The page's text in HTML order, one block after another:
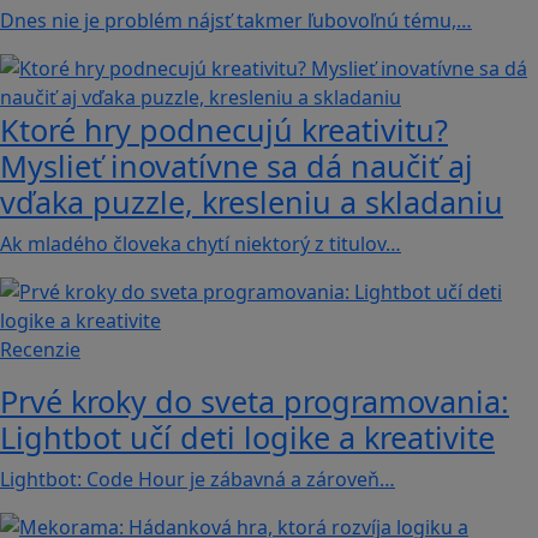
Dnes nie je problém nájsť takmer ľubovoľnú tému,…
Ktoré hry podnecujú kreativitu?
Myslieť inovatívne sa dá naučiť aj
vďaka puzzle, kresleniu a skladaniu
Ak mladého človeka chytí niektorý z titulov…
Recenzie
Prvé kroky do sveta programovania:
Lightbot učí deti logike a kreativite
Lightbot: Code Hour je zábavná a zároveň…